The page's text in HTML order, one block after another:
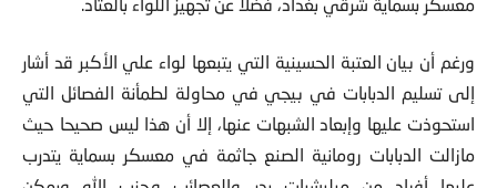
معسكر بسماية شرقي بغداد، فضلا عن تجهيز اللواء بالعتاد.
ورغم أن بيان العتبة الحسينية التي يتبعها لواء علي الأكبر قد أشار
إلى تسليم الدبابات في بيجي في محاولة لطمأنة الفصائل التي
استحوذت عليها وإبعاد الشبهات عنها، إلا أن هذا ليس صحيحا حيث
مازالت الدبابات رومانية الصنع جاثمة في معسكر بسماية يتدرب